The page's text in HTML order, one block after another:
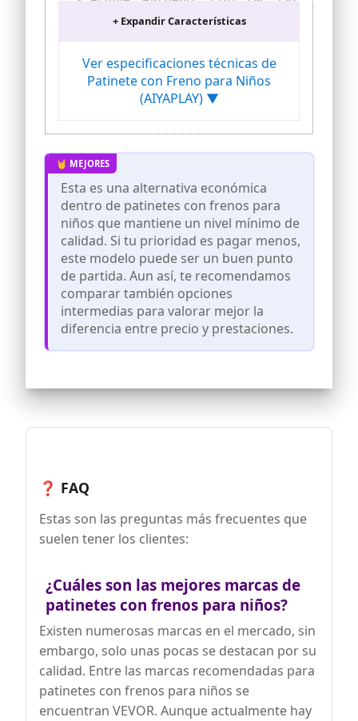
manillar en 4 posiciones (73-89 cm),
adaptándose al crecimiento de niños de
3 a 8 años. Su estructura metálica es
resistente y soporta hasta 50 kg de peso
RUEDAS LUMINOSAS: Este patinete para
niños cuenta con ruedas que se iluminan
con cada giro sin necesidad de pilas,
gracias a su sistema magnético, creando
paseo
CONDUCCIÓN SUAVE Y SEGURA: Con
ruedas grandes de 145 mm y
rodamientos ABEC-7, el patinete con
luces ofrece desplazamientos cómodos y
fluidos, absorbiendo mejor las
irregularidades del terreno
DOBLE FRENO DE SEGURIDAD: El patinete
de 2 ruedas está equipado con freno
posterior y freno de mano, lo que
proporciona mayor control de la
velocidad y garantiza paradas rápidas y
seguras en cualquier momento
almacenamiento, e incluye soporte
pie. Medidas totales: 73x36x73-89 cm
+ Expandir Características
Ver especificaciones técnicas de
Patinete con Freno para Niños
(AIYAPLAY) ▼
Esta es una alternativa económica
dentro de patinetes con frenos para
niños que mantiene un nivel mínimo de
calidad. Si tu prioridad es pagar menos,
este modelo puede ser un buen punto
de partida. Aun así, te recomendamos
comparar también opciones
intermedias para valorar mejor la
diferencia entre precio y prestaciones.
❓ FAQ
Estas son las preguntas más frecuentes que
suelen tener los clientes:
¿Cuáles son las mejores marcas de
patinetes con frenos para niños?
Existen numerosas marcas en el mercado, sin
embargo, solo unas pocas se destacan por su
calidad. Entre las marcas recomendadas para
patinetes con frenos para niños se
encuentran VEVOR. Aunque actualmente hay